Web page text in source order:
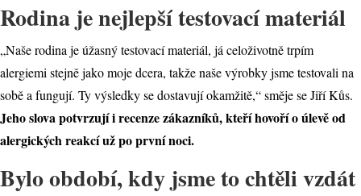
Rodina je nejlepší testovací materiál
„Naše rodina je úžasný testovací materiál, já celoživotně trpím
alergiemi stejně jako moje dcera, takže naše výrobky jsme testovali na
sobě a fungují. Ty výsledky se dostavují okamžitě,“ směje se Jiří Kůs.
Jeho slova potvrzují i recenze zákazníků, kteří hovoří o úlevě od
alergických reakcí už po první noci.
Bylo období, kdy jsme to chtěli vzdát